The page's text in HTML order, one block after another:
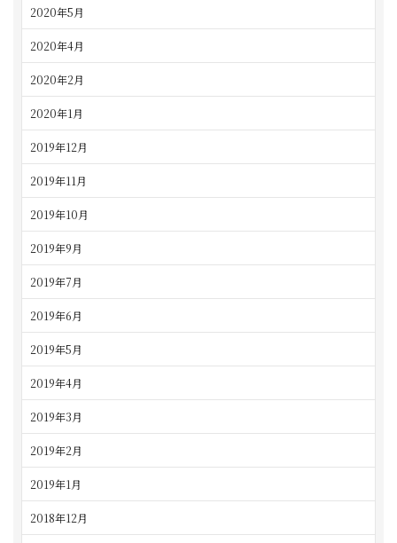
2020年5月
2020年4月
2020年2月
2020年1月
2019年12月
2019年11月
2019年10月
2019年9月
2019年7月
2019年6月
2019年5月
2019年4月
2019年3月
2019年2月
2019年1月
2018年12月